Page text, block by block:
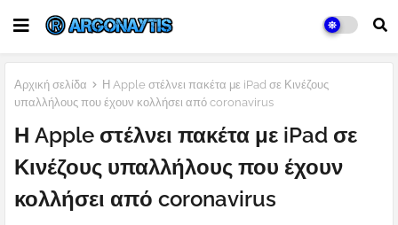
Αρχική σελίδα
Η Apple στέλνει πακέτα με iPad σε Κινέζους
υπαλλήλους που έχουν κολλήσει από coronavirus
Η Apple στέλνει πακέτα με iPad σε
Κινέζους υπαλλήλους που έχουν
κολλήσει από coronavirus